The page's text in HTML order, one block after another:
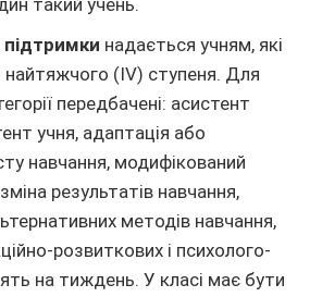
такий учень.
підтримки надається учням, які
(ІV) ступеня. Для
передбачені: асистент
учня, адаптація або
навчання, модифікований
результатів навчання,
методів навчання,
розвиткових і психолого-
на тиждень. У класі має бути